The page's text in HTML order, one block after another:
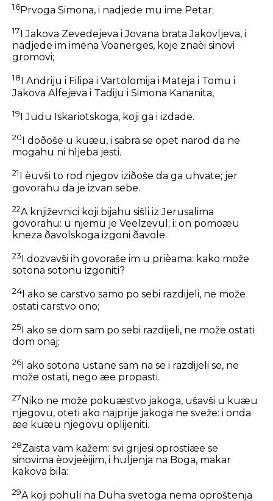
16Prvoga Simona, i nadjede mu ime Petar;
17 I Jakova Zevedejeva i Jovana brata Jakovljeva, i
nadjede im imena Voanerges, koje znaèi sinovi
gromovi;
18
I Andriju i Filipa i Vartolomija i Mateja i Tomu i
Jakova Alfejeva i Tadiju i Simona Kananita,
19I Judu Iskariotskoga, koji ga i izdade.
20
I doðoše u kuæu, i sabra se opet narod da ne
mogahu ni hljeba jesti.
21
I èuvši to rod njegov iziðoše da ga uhvate; jer
govorahu da je izvan sebe.
22A književnici koji bijahu sišli iz Jerusalima
govorahu: u njemu je Veelzevul; i: on pomoæu
kneza ðavolskoga izgoni ðavole.
23
I dozvavši ih govoraše im u prièama: kako može
sotona sotonu izgoniti?
24 I ako se carstvo samo po sebi razdijeli, ne može
ostati carstvo ono;
25I ako se dom sam po sebi razdijeli, ne može ostati
dom onaj;
26 I ako sotona ustane sam na se i razdijeli se, ne
može ostati, nego æe propasti.
27 Niko ne može pokuæstvo jakoga, ušavši u kuæu
njegovu, oteti ako najprije jakoga ne sveže: i onda
æe kuæu njegovu oplijeniti.
28Zaista vam kažem: svi grijesi oprostiæe se
sinovima èovjeèijim, i huljenja na Boga, makar
kakova bila:
29A koji pohuli na Duha svetoga nema oproštenja